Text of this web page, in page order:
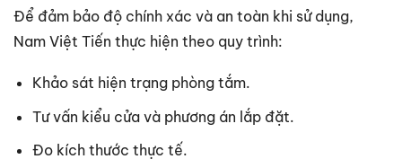
Để đảm bảo độ chính xác và an toàn khi sử dụng,
Nam Việt Tiến thực hiện theo quy trình:
Khảo sát hiện trạng phòng tắm.
Tư vấn kiểu cửa và phương án lắp đặt.
Đo kích thước thực tế.